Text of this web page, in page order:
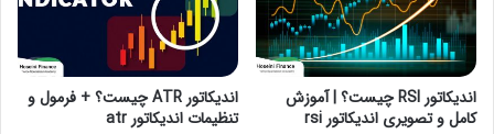
اندیکاتور RSI چیست؟ | آموزش
کامل و تصویری اندیکاتور rsi
اندیکاتور ATR چیست؟ + فرمول و
تنظیمات اندیکاتور atr